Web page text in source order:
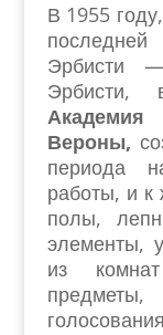
В 1955
Эрбисти
Эрбисти,
Вероны,
периода
работы, и
полы,
элементы,
из